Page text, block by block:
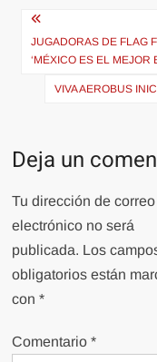
Navegación
de
entradas
JUGADORAS DE FLAG
‘MÉXICO ES EL MEJOR
VIVA AEROBUS
Deja un
Tu dirección de correo
electrónico no será
publicada. Los
obligatorios están
con*
Comentario*